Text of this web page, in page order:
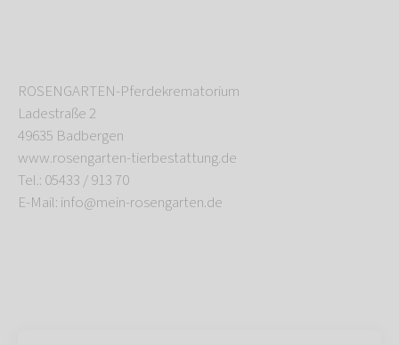
ROSENGARTEN-Pferdekrematorium
Ladestraße 2
49635 Badbergen
www.rosengarten-tierbestattung.de
Tel.: 05433 / 913 70
E-Mail: info@mein-rosengarten.de